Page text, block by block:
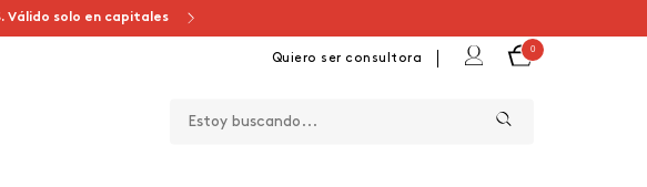
Válido solo en capitales
Quiero ser consultora
0